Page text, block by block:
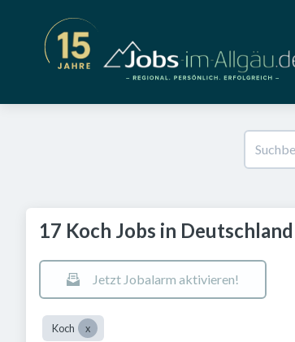
17 Koch Jobs in Deutschland
Jetzt Jobalarm aktivieren!
Koch